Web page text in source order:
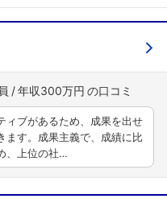
年収300万円
ィブがあるため、成果を出せ
ます。成果主義で、成績に比
、上位の社…